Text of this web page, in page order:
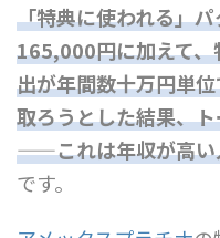
「特典に使われる」
165,000円に加えて、
出が年間数十万円単
取ろうとした結果、
——これは年収が高い
です。